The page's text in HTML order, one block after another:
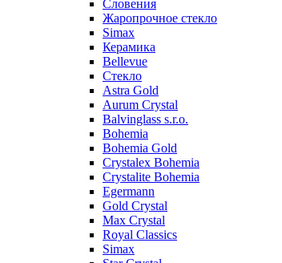
Словения
Жаропрочное стекло
Simax
Керамика
Bellevue
Стекло
Astra Gold
Aurum Crystal
Balvinglass s.r.o.
Bohemia
Bohemia Gold
Crystalex Bohemia
Crystalite Bohemia
Egermann
Gold Crystal
Max Crystal
Royal Classics
Simax